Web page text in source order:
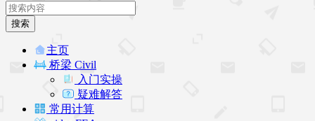
搜索
主页
桥梁 Civil
入门实操
疑难解答
常用计算